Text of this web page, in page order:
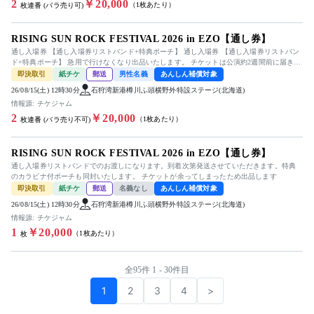
2 枚連番 (バラ売り可) ￥20,000 （1枚あたり）
RISING SUN ROCK FESTIVAL 2026 in EZO【通し券】
通し入場券 【通し入場券リストバンド+特典ポーチ】 通し入場券 【通し入場券リストバン
ド+特典ポーチ】 急用で行けなくなり出品いたします。 チケットは公演約2週間前に届き次
第、速やかに発送...
即決取引 紙チケ 郵送 男性名義 あんしん補償対象
26/08/15(土) 12時30分
石狩湾新港樽川ふ頭横野外特設ステージ(北海道)
情報源: チケジャム
2 枚連番 (バラ売り不可) ￥20,000 （1枚あたり）
RISING SUN ROCK FESTIVAL 2026 in EZO【通し券】
通し入場券リストバンドでのお渡しになります。到着次第発送させていただきます。特典
のカラビナ付ポーチも同封いたします。 チケットが余ってしまったため出品します
即決取引
紙チケ 郵送 名義なし あんしん補償対象
26/08/15(土) 12時30分
石狩湾新港樽川ふ頭横野外特設ステージ(北海道)
情報源: チケジャム
1 枚￥20,000 （1枚あたり）
全95件 1 - 30件目
1 2 3 4 >